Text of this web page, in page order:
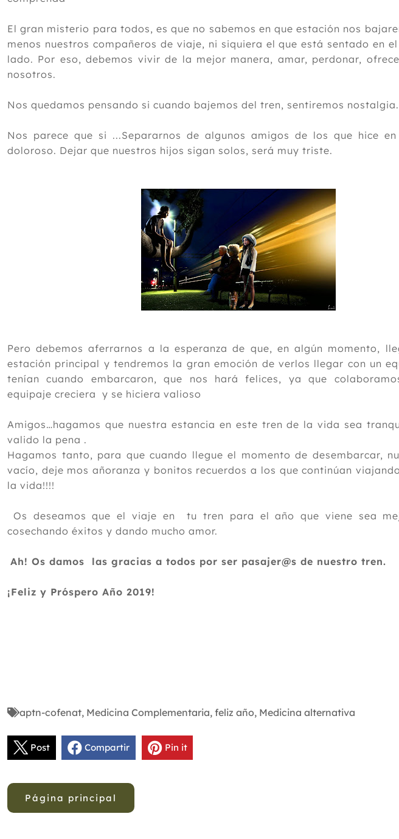
El gran misterio para todos, es que no sabemos en que estación nos
menos nuestros compañeros de viaje, ni siquiera el que está sentado en
lado. Por eso, debemos vivir de la mejor manera, amar, perdonar,
nosotros.
Nos quedamos pensando si cuando bajemos del tren, sentiremos
Nos parece que si ...Separarnos de algunos amigos de los que hice
doloroso. Dejar que nuestros hijos sigan solos, será muy triste.
Pero debemos aferrarnos a la esperanza de que, en algún momento,
estación principal y tendremos la gran emoción de verlos llegar con un
tenían cuando embarcaron, que nos hará felices, ya que
equipaje creciera y se hiciera valioso
Amigos…hagamos que nuestra estancia en este tren de la vida sea
valido la pena .
Hagamos tanto, para que cuando llegue el momento de desembarcar,
vacío, deje mos añoranza y bonitos recuerdos a los que continúan
la vida!!!!
Os deseamos que el viaje en tu tren para el año que viene sea
cosechando éxitos y dando mucho amor.
Ah! Os damos las gracias a todos por ser pasajer@s de nuestro tren.
¡Feliz y Próspero Año 2019!
aptn-cofenat, Medicina Complementaria, feliz año, Medicina alternativa
Post Compartir Pin it
Página principal